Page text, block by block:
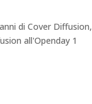
di Cover Diffusion,
all'Openday 1